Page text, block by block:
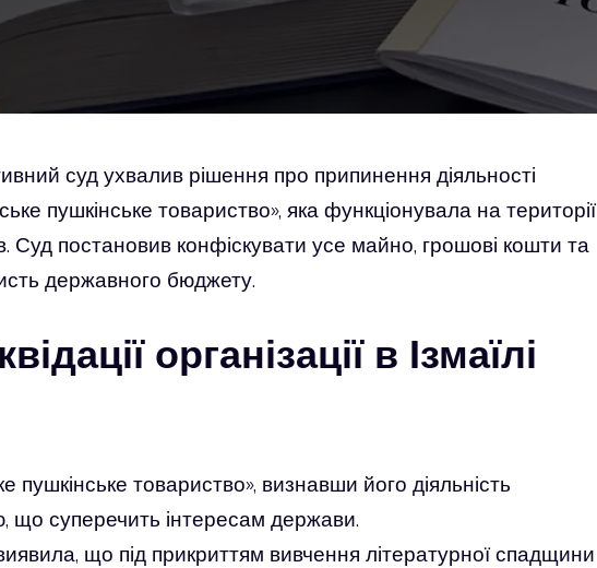
суд ухвалив рішення про припинення діяльності
пушкінське товариство», яка функціонувала на території
Суд постановив конфіскувати усе майно, грошові кошти та
державного бюджету.
організації в Ізмаїлі
пушкінське товариство», визнавши його діяльність
що суперечить інтересам держави.
що під прикриттям вивчення літературної спадщини